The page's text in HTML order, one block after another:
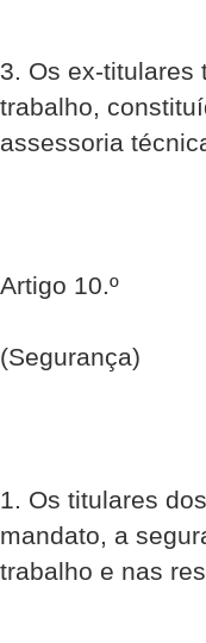
3. Os ex-titulares
trabalho,
assessoria
Artigo 10.º
(Segurança)
1. Os titulares
mandato, a
trabalho e nas